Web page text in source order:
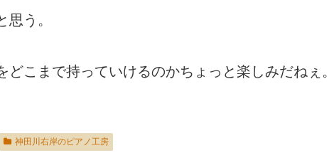
う。
こまで持っていけるのかちょっと楽しみだねぇ。
神田川右岸のピアノ工房